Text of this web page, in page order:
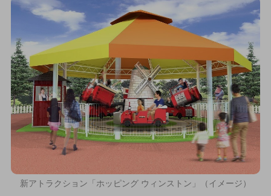
新アトラクション「ホッピング ウィンストン」（イメージ）